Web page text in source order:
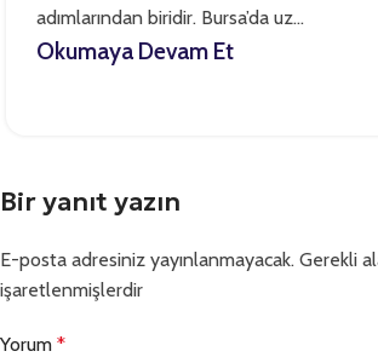
adımlarından biridir. Bursa’da uz...
Okumaya Devam Et
Bir yanıt yazın
E-posta adresiniz yayınlanmayacak. Gerekli
işaretlenmişlerdir
Yorum *